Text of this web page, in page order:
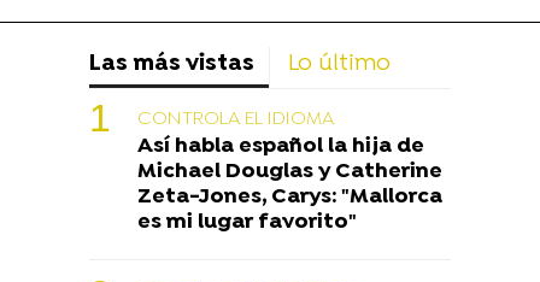
Las más vistas Lo último
CONTROLA EL IDIOMA
Así habla español la hija de
Michael Douglas y Catherine
Zeta-Jones, Carys: "Mallorca
es mi lugar favorito"